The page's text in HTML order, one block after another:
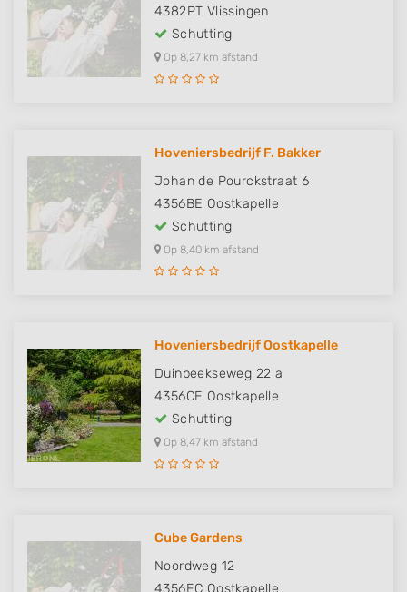
4382PT Vlissingen
Schutting
Op 8,27 km afstand
Hoveniersbedrijf F. Bakker
Johan de Pourckstraat 6
4356BE Oostkapelle
Schutting
Op 8,40 km afstand
Hoveniersbedrijf Oostkapelle
Duinbeekseweg 22 a
4356CE Oostkapelle
Schutting
Op 8,47 km afstand
Cube Gardens
Noordweg 12
4356EC Oostkapelle